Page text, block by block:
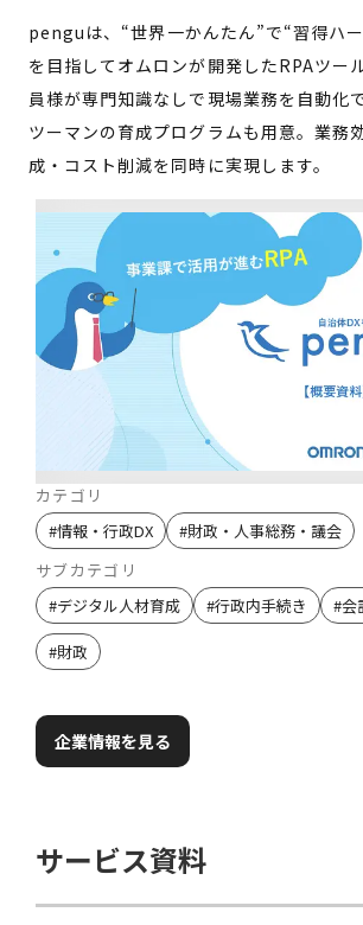
penguは、“世界一かんたん”で“習得ハ
を目指してオムロンが開発したRPAツー
員様が専門知識なしで現場業務を自動化
ツーマンの育成プログラムも用意。業務
成・コスト削減を同時に実現します。
カテゴリ
#情報・行政DX #財政・人事総務・議会
サブカテゴリ
#デジタル人材育成 #行政内手続き #会
#財政
企業情報を見る
サービス資料